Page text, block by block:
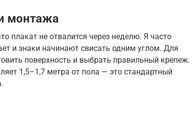
монтажа
плакат не отвалится через неделю. Я часто
и знаки начинают свисать одним углом. Для
поверхность и выбрать правильный крепеж.
1,5–1,7 метра от пола — это стандартный